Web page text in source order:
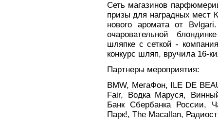
Cеть магазинов
призы для наградных мест
нового аромата от
очаровательной
шляпке с сеткой -
конкурс шляп, вручила 16-
Партнеры мероприятия:
BMW, МегаФон, ILE DE
Fair, Водка Маруся,
Банк Сбербанка России,
Парк!, The Macallan,